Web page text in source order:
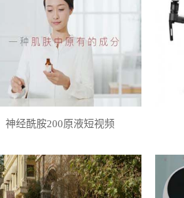
神经酰胺200原液短视频